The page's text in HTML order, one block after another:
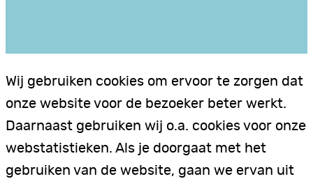
Wij gebruiken cookies om ervoor te zorgen dat
onze website voor de bezoeker beter werkt.
Daarnaast gebruiken wij o.a. cookies voor onze
webstatistieken. Als je doorgaat met het
gebruiken van de website, gaan we ervan uit